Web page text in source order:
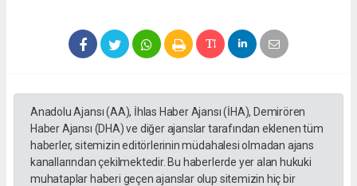
Anadolu Ajansı (AA), İhlas Haber Ajansı (İHA), Demirören
Haber Ajansı (DHA) ve diğer ajanslar tarafından eklenen tüm
haberler, sitemizin editörlerinin müdahalesi olmadan ajans
kanallarından çekilmektedir. Bu haberlerde yer alan hukuki
muhataplar haberi geçen ajanslar olup sitemizin hiç bir